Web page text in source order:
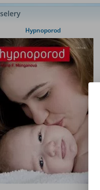
Hypnoporod